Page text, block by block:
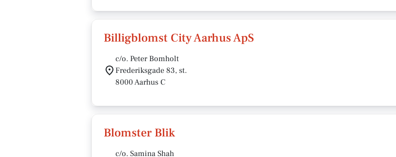
Billigblomst City Aarhus ApS
c/o. Peter Bomholt
Frederiksgade 83, st.
8000 Aarhus C
Blomster Blik
c/o. Samina Shah